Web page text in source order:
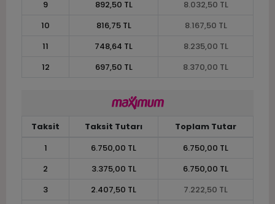
9 892,50 TL
8.032,50 TL
10
816,75 TL
8.167,50 TL
11
748,64 TL
8.235,00 TL
12
697,50 TL 8.370,00 TL
Taksit Taksit Tutarı
Toplam Tutar
1
6.750,00 TL
6.750,00 TL
2
3.375,00 TL
6.750,00 TL
3
2.407,50 TL
7.222,50 TL